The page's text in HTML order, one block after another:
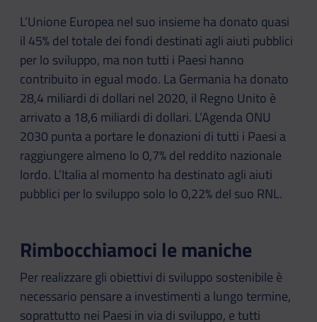
L’Unione Europea nel suo insieme ha donato quasi
il 45% del totale dei fondi destinati agli aiuti pubblici
per lo sviluppo, ma non tutti i Paesi hanno
contribuito in egual modo. La Germania ha donato
28,4 miliardi di dollari nel 2020, il Regno Unito è
arrivato a 18,6 miliardi di dollari. L’Agenda ONU
2030 punta a portare le donazioni di tutti i Paesi a
raggiungere almeno lo 0,7% del reddito nazionale
lordo. L’Italia al momento ha destinato agli aiuti
pubblici per lo sviluppo solo lo 0,22% del suo RNL.
Rimbocchiamoci le maniche
Per realizzare gli obiettivi di sviluppo sostenibile è
necessario pensare a investimenti a lungo termine,
soprattutto nei Paesi in via di sviluppo, e tutti